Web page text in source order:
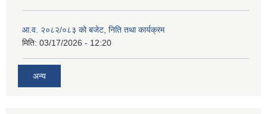
आ.व. २०८२/०८३ को बजेट, निति तथा कार्यक्रम
मिति: 03/17/2026 - 12:20
अन्य